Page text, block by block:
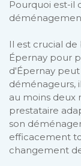
Pourquoi est-il
Il est crucial
Épernay pour
d'Épernay
déménageurs,
au moins deux
prestataire
son
efficacement
changement